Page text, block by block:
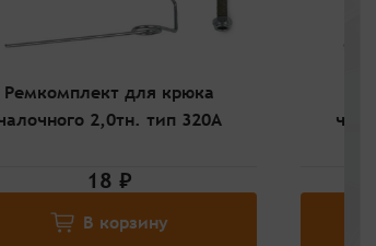
Ремкомплект для крюка
2,0тн. тип 320А
18 ₽
В корзину